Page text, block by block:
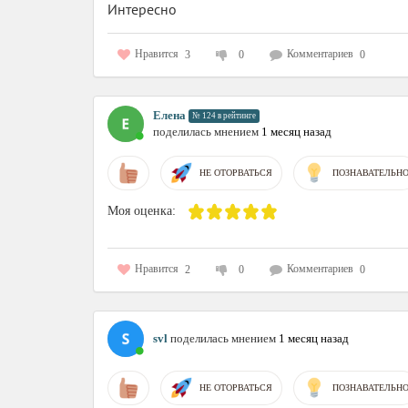
Интересно
Нравится 3 0 Комментариев 0
Елена № 124 в рейтинге
поделилась мнением 1 месяц назад
НЕ ОТОРВАТЬСЯ ПОЗНАВАТЕЛЬНО
Моя оценка:
Нравится 2 0 Комментариев 0
svl поделилась мнением 1 месяц назад
НЕ ОТОРВАТЬСЯ ПОЗНАВАТЕЛЬНО